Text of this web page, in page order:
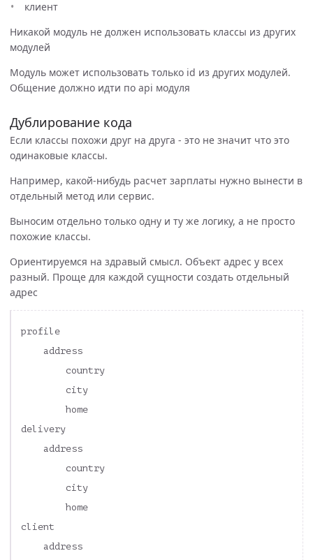
клиент
Никакой модуль не должен использовать классы из других
модулей
Модуль может использовать только id из других модулей.
Общение должно идти по api модуля
Дублирование кода
Если классы похожи друг на друга - это не значит что это
одинаковые классы.
Например, какой-нибудь расчет зарплаты нужно вынести в
отдельный метод или сервис.
Выносим отдельно только одну и ту же логику, а не просто
похожие классы.
Ориентируемся на здравый смысл. Объект адрес у всех
разный. Проще для каждой сущности создать отдельный
адрес
profile
    address
        country
        city
        home
delivery
    address
        country
        city
        home
client
    address